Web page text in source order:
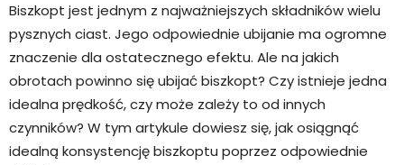
Biszkopt jest jednym z najważniejszych składników wielu
pysznych ciast. Jego odpowiednie ubijanie ma ogromne
znaczenie dla ostatecznego efektu. Ale na jakich
obrotach powinno się ubijać biszkopt? Czy istnieje jedna
idealna prędkość, czy może zależy to od innych
czynników? W tym artykule dowiesz się, jak osiągnąć
idealną konsystencję biszkoptu poprzez odpowiednie